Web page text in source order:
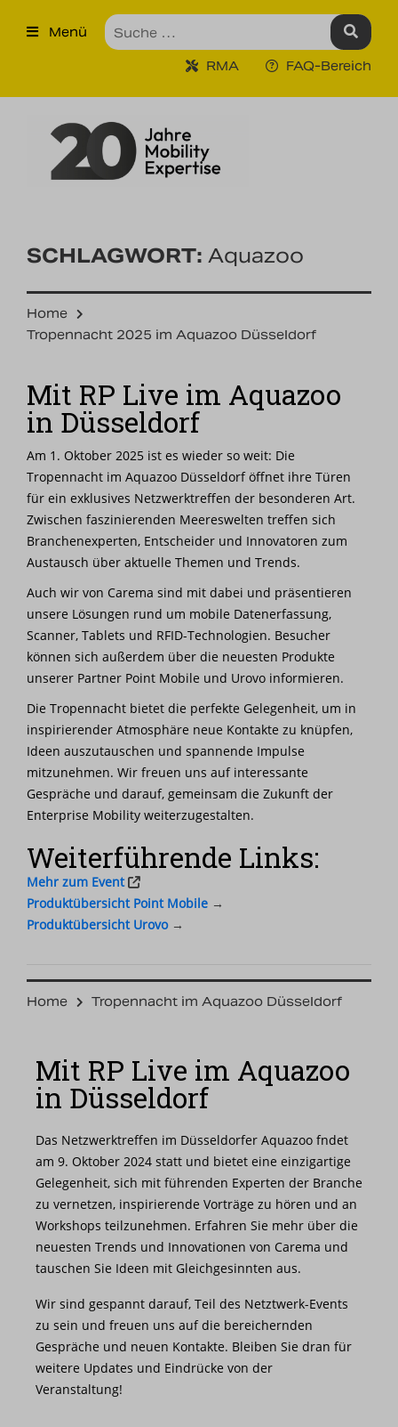
×
Robuste Industrie-Tablet PCs
Ruggedized Industrie
Handhelds
Unsere Leistungen
Nachrichten
Karriere
Menü
RMA FAQ-Bereich
SCHLAGWORT: Aquazoo
Home
Tropennacht 2025 im Aquazoo Düsseldorf
Mit RP Live im Aquazoo
in Düsseldorf
Am 1. Oktober 2025 ist es wieder so weit: Die
Tropennacht im Aquazoo Düsseldorf öffnet ihre Türen
für ein exklusives Netzwerktreffen der besonderen Art.
Zwischen faszinierenden Meereswelten treffen sich
Branchenexperten, Entscheider und Innovatoren zum
Austausch über aktuelle Themen und Trends.
Auch wir von Carema sind mit dabei und präsentieren
unsere Lösungen rund um mobile Datenerfassung,
Scanner, Tablets und RFID-Technologien. Besucher
können sich außerdem über die neuesten Produkte
unserer Partner Point Mobile und Urovo informieren.
Die Tropennacht bietet die perfekte Gelegenheit, um in
inspirierender Atmosphäre neue Kontakte zu knüpfen,
Ideen auszutauschen und spannende Impulse
mitzunehmen. Wir freuen uns auf interessante
Gespräche und darauf, gemeinsam die Zukunft der
Enterprise Mobility weiterzugestalten.
Weiterführende Links:
Mehr zum Event
Produktübersicht Point Mobile →
Produktübersicht Urovo→
Home Tropennacht im Aquazoo Düsseldorf
Mit RP Live im Aquazoo
in Düsseldorf
Das Netzwerktreffen im Düsseldorfer Aquazoo fndet
am 9. Oktober 2024 statt und bietet eine einzigartige
Gelegenheit, sich mit führenden Experten der Branche
zu vernetzen, inspirierende Vorträge zu hören und an
Workshops teilzunehmen. Erfahren Sie mehr über die
neuesten Trends und Innovationen von Carema und
tauschen Sie Ideen mit Gleichgesinnten aus.
Wir sind gespannt darauf, Teil des Netztwerk-Events
zu sein und freuen uns auf die bereichernden
Gespräche und neuen Kontakte. Bleiben Sie dran für
weitere Updates und Eindrücke von der
Veranstaltung!